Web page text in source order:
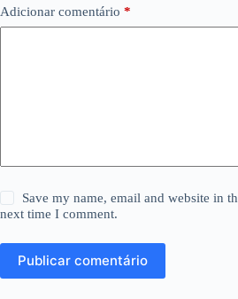
Adicionar comentário *
Save my name, email and website in
next time I comment.
Publicar comentário